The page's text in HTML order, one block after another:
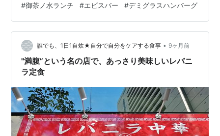
ると・・・今どき珍しいジューシーさのかけらもないも
ので，ハンバーグというよりは練り物というか柔らかい
ハムステーキというか，レトルト的というか，まぁそん
な感じで，どうしたライオン，って感じでした。定番で
間違いなさそうというのは思い込みであることがよくわ
かりました。 YEBIS BARのデミグラスハ…
#御茶ノ水ランチ #エビスバー #デミグラスハンバーグ
誰でも、1日1自炊★自分で自分をケアする食事 • 9ヶ月前
"満腹”という名の店で、あっさり美味しいレバニ
ラ定食